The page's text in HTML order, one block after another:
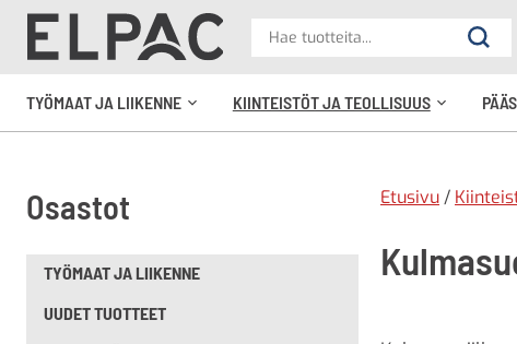
Hae
Hae
TYÖMAAT JA LIIKENNE
KIINTEISTÖT JA TEOLLISUUS
Osastot
TYÖMAAT JA LIIKENNE
UUDET TUOTTEET
Etusivu /